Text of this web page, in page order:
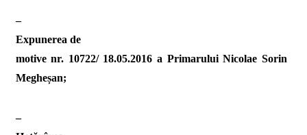
–
Expunerea de
motive nr. 10722/ 18.05.2016 a Primarului Nicolae Sorin
Megheșan;
–